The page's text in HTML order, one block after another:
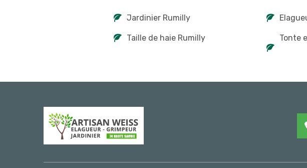
Jardinier Rumilly
Taille de haie Rumilly Tonte